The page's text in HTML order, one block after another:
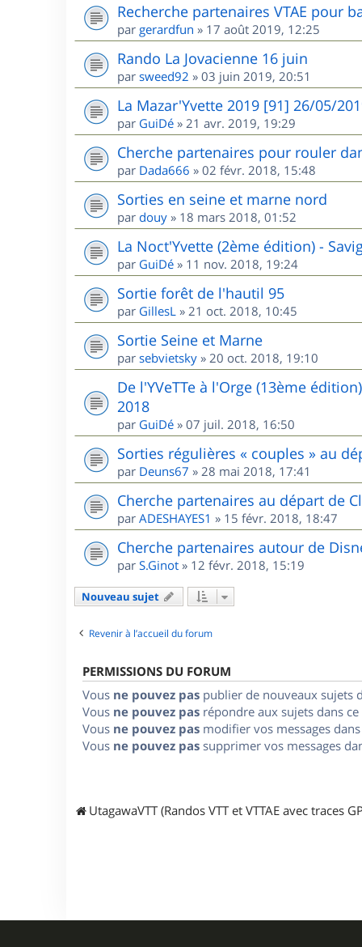
Recherche partenaires VTAE pour
par gerardfun » 17 août 2019, 12:25
Rando La Jovacienne 16 juin
par sweed92 » 03 juin 2019, 20:51
La Mazar'Yvette 2019 [91] 26/05/
par GuiDé » 21 avr. 2019, 19:29
Cherche partenaires pour rouler
par Dada666 » 02 févr. 2018, 15:48
Sorties en seine et marne nord
par douy » 18 mars 2018, 01:52
La Noct'Yvette (2ème édition) -
par GuiDé » 11 nov. 2018, 19:24
Sortie forêt de l'hautil 95
par GillesL » 21 oct. 2018, 10:45
Sortie Seine et Marne
par sebvietsky » 20 oct. 2018, 19:10
De l'YVeTTe à l'Orge (13ème
2018
par GuiDé » 07 juil. 2018, 16:50
Sorties régulières « couples » au
par Deuns67 » 28 mai 2018, 17:41
Cherche partenaires au départ de
par ADESHAYES1 » 15 févr. 2018, 18:47
Cherche partenaires autour de
par S.Ginot » 12 févr. 2018, 15:19
Nouveau sujet
Revenir à l’accueil du forum
PERMISSIONS DU FORUM
Vous ne pouvez pas publier de nouveaux sujets
Vous ne pouvez pas répondre aux sujets dans
Vous ne pouvez pas modifier vos messages
Vous ne pouvez pas supprimer vos messages
UtagawaVTT (Randos VTT et VTTAE avec traces